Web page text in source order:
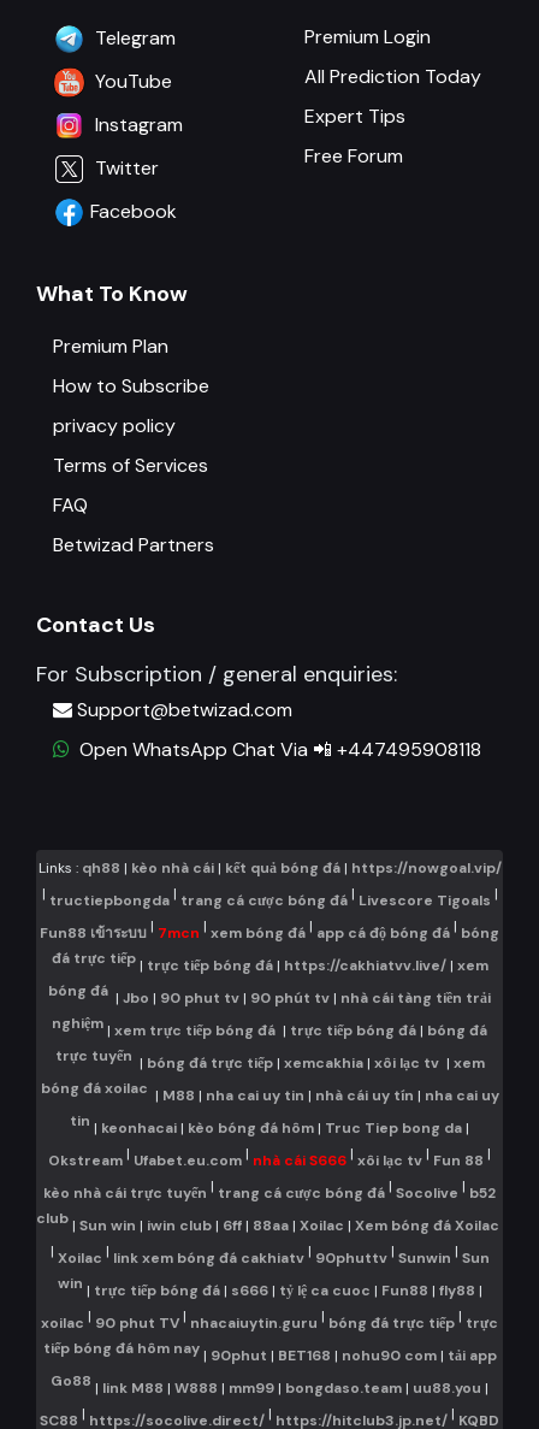
Telegram
YouTube
Instagram
Twitter
Facebook
Premium Login
All Prediction Today
Expert Tips
Free Forum
What To Know
Premium Plan
How to Subscribe
privacy policy
Terms of Services
FAQ
Betwizad Partners
Contact Us
For Subscription / general enquiries:
Support@betwizad.com
Open WhatsApp Chat Via 📲 +447495908118
Links : qh88 | kèo nhà cái| kết quả bóng đá| https://nowgoal.vip/
| tructiepbongda| trang cá cược bóng đá| Livescore Tigoals |
Fun88 เข้าระบบ | 7mcn | xem bóng đá | app cá độ bóng đá | bóng
đá trực tiếp| trực tiếp bóng đá | https://cakhiatvv.live/ | xem
bóng đá | Jbo | 90 phut tv | 90 phút tv | nhà cái tàng tiền trải
nghiệm | xem trực tiếp bóng đá | trực tiếp bóng đá | bóng đá
trực tuyến | bóng đá trực tiếp| xemcakhia| xôi lạc tv | xem
bóng đá xoilac | M88 | nha cai uy tin | nhà cái uy tín | nha cai uy
tin | keonhacai | kèo bóng đá hôm | Truc Tiep bong da |
Okstream | Ufabet.eu.com | nhà cái S666 | xôi lạc tv | Fun 88 |
kèo nhà cái trực tuyến | trang cá cược bóng đá | Socolive | b52
club | Sun win | iwin club | 6ff | 88aa | Xoilac | Xem bóng đá Xoilac
| Xoilac | link xem bóng đá cakhiatv| 90phuttv| Sunwin | Sun
win | trực tiếp bóng đá| s666| tỷ lệ ca cuoc | Fun88 | fly88 |
xoilac | 90 phut TV | nhacaiuytin.guru | bóng đá trực tiếp | trực
tiếp bóng đá hôm nay | 90phut | BET168 | nohu90 com | tải app
Go88 | link M88 | W888 | mm99 | bongdaso.team | uu88.you |
SC88 | https://socolive.direct/ | https://hitclub3.jp.net/ | KQBD